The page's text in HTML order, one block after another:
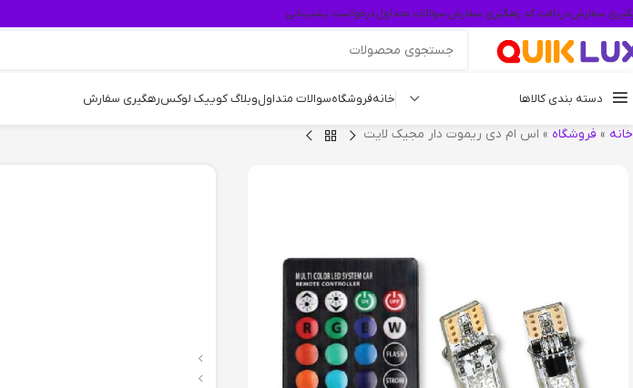
سفارشدریافت کد رهگیری سفارشسوالات متداولدرخواست پشتیبانی
دسته بندی کالاها خانهفروشگاهسوالات متداولوبلاگ کوییک لوکسرهگیری سفارش
خانه » فروشگاه » اس ام دی ریموت دار مجیک لایت